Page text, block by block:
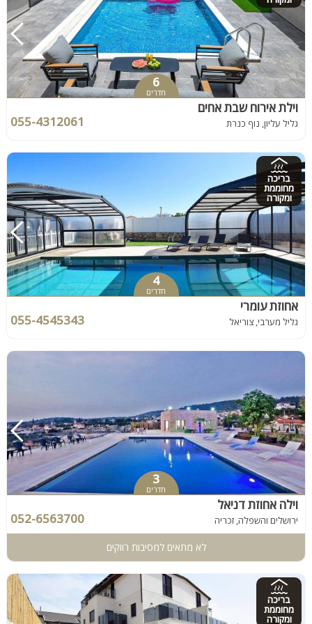
6
חדרים
וילת אירוח שבת אחים
גליל עליון, נוף כנרת 055-4312061
בריכה
מחוממת
ומקורה
4
חדרים
אחוזת עומרי
גליל מערבי, צוריאל 055-4545343
3
חדרים
וילה אחוזת דניאל
ירושלים והשפלה, זכריה 052-6563700
לא מתאים למסיבות רווקים
בריכה
מחוממת
ומקורה